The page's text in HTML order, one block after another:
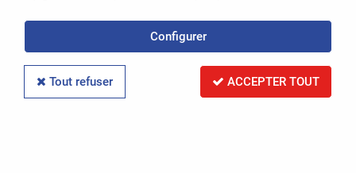
Politique de confidentialité
Mentions légales
Configurer
Tout refuser ACCEPTER TOUT